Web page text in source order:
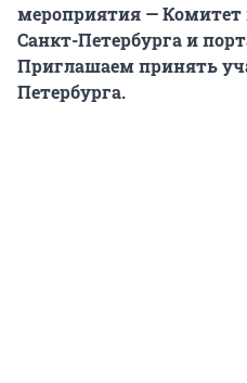
мероприятия —
Санкт-Петербурга и
Приглашаем принять
Петербурга.